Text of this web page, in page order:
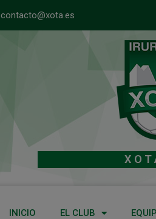
contacto@xota.es
INICIO EL CLUB